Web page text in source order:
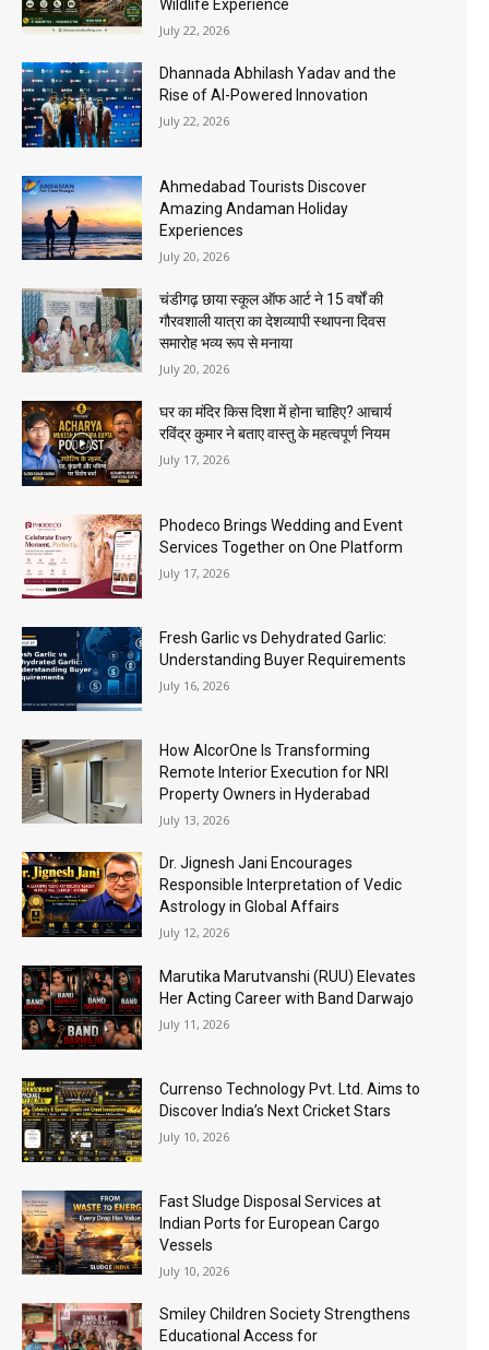
Wildlife Experience
July 22, 2026
Dhannada Abhilash Yadav and the
Rise of AI-Powered Innovation
July 22, 2026
Ahmedabad Tourists Discover
Amazing Andaman Holiday
Experiences
July 20, 2026
चंडीगढ़ छाया स्कूल ऑफ आर्ट ने 15 वर्षों की
गौरवशाली यात्रा का देशव्यापी स्थापना दिवस
समारोह भव्य रूप से मनाया
July 20, 2026
घर का मंदिर किस दिशा में होना चाहिए? आचार्य
रविंद्र कुमार ने बताए वास्तु के महत्वपूर्ण नियम
July 17, 2026
Phodeco Brings Wedding and Event
Services Together on One Platform
July 17, 2026
Fresh Garlic vs Dehydrated Garlic:
Understanding Buyer Requirements
July 16, 2026
How AlcorOne Is Transforming
Remote Interior Execution for NRI
Property Owners in Hyderabad
July 13, 2026
Dr. Jignesh Jani Encourages
Responsible Interpretation of Vedic
Astrology in Global Affairs
July 12, 2026
Marutika Marutvanshi (RUU) Elevates
Her Acting Career with Band Darwajo
July 11, 2026
Currenso Technology Pvt. Ltd. Aims to
Discover India’s Next Cricket Stars
July 10, 2026
Fast Sludge Disposal Services at
Indian Ports for European Cargo
Vessels
July 10, 2026
Smiley Children Society Strengthens
Educational Access for